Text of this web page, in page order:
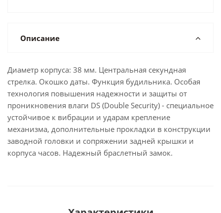
Описание
Диаметр корпуса: 38 мм. Центральная секундная
стрелка. Окошко даты. Функция будильника. Особая
технология повышения надежности и защиты от
проникновения влаги DS (Double Security) - специальное
устойчивое к вибрации и ударам крепление
механизма, дополнительные прокладки в конструкции
заводной головки и сопряжении задней крышки и
корпуса часов. Надежный браслетный замок.